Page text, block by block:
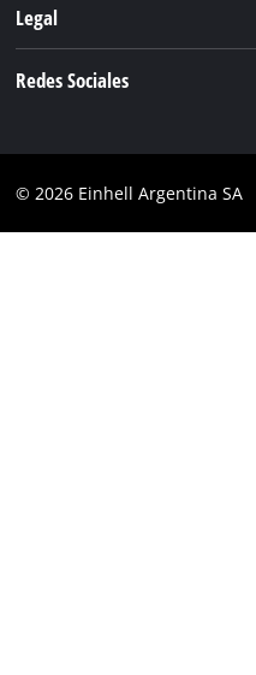
Servicio
Einhell global
Legal
Cumplimiento
Redes Sociales
Instagram
© 2026 Einhell Argentina SA